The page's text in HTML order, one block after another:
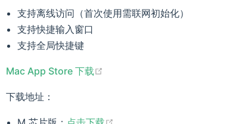
支持离线访问（首次使用需联网初始化）
支持快捷输入窗口
支持全局快捷键
Mac App Store 下载
下载地址：